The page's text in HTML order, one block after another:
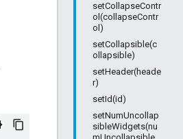
setCollapseContr
ol(collapseContr
ol)
setCollapsible(c
ollapsible)
setHeader(heade
r)
setId(id)
setNumUncollap
sibleWidgets(nu